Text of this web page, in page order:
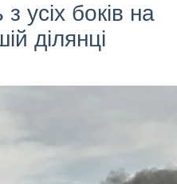
усіх боків на
ділянці